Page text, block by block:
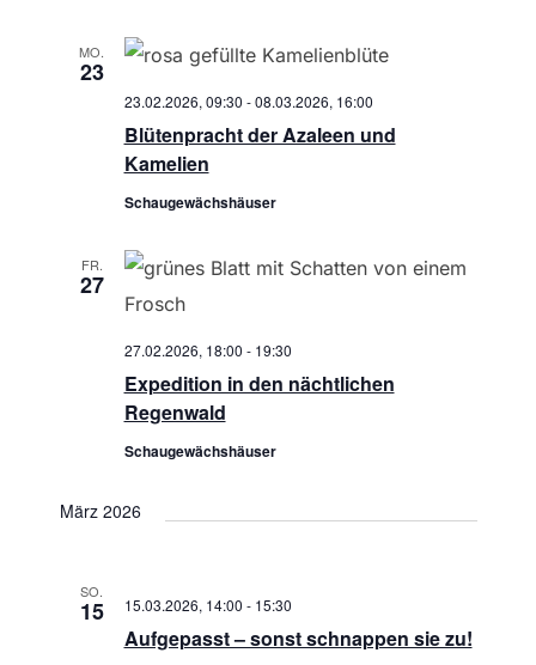
a
t
o
MO.
23
Blütenpracht der Azaleen und
Kamelien
23.02.2026, 09:30 -08.03.2026, 16:00
Schaugewächshäuser
FR.
27
Expedition in den nächtlichen
Regenwald
27.02.2026, 18:00 - 19:30
Schaugewächshäuser
März 2026
SO.
15
Aufgepasst – sonst schnappen sie zu!
15.03.2026, 14:00 - 15:30